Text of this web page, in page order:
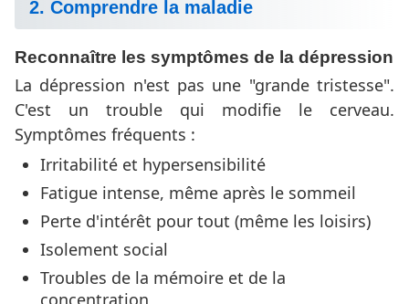
2. Comprendre la maladie
Reconnaître les symptômes de la dépression
La dépression n'est pas une "grande tristesse".
C'est un trouble qui modifie le cerveau.
Symptômes fréquents :
Irritabilité et hypersensibilité
Fatigue intense, même après le sommeil
Perte d'intérêt pour tout (même les loisirs)
Isolement social
Troubles de la mémoire et de la
concentration